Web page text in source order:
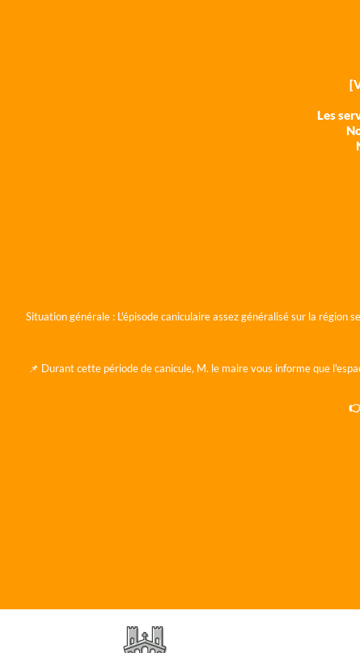
Les
Situation générale : L'épisode caniculaire assez généralisé sur la
📌 Durant cette période de canicule, M. le maire vous informe que